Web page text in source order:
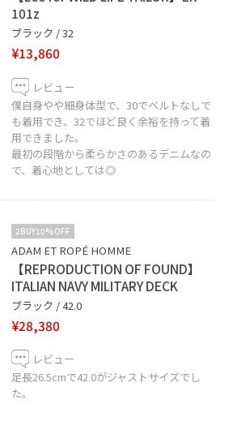
101z
ブラック / 32
¥13,860
レビュー
僕自身やや細身体型で、30でベルトなしで
も着用でき、32でほど良く余裕を持って着
用できました。
最初の段階から柔らかさのあるデニムなの
で、着心地としては◎
2BUY10%OFF
ADAM ET ROPÉ HOMME
【REPRODUCTION OF FOUND】
ITALIAN NAVY MILITARY DECK
ブラック / 42.0
¥28,380
レビュー
足長26.5cmで42.0がジャストサイズでし
た。